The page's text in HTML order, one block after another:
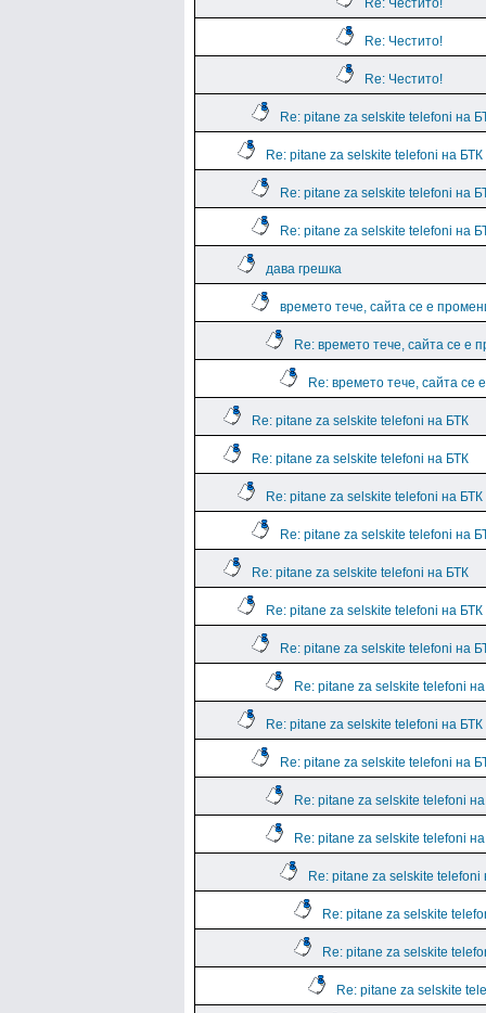
Re: Честито!
Re: Честито!
Re: Честито!
Re: pitane za selskite telefoni на
Re: pitane za selskite telefoni на
Re: pitane za selskite telefoni на
Re: pitane za selskite telefoni на
дава грешка
времето тече, сайта се е
Re: времето тече, сайта се е
Re: времето тече, сайта се
Re: pitane za selskite telefoni на БТК
Re: pitane za selskite telefoni на БТК
Re: pitane za selskite telefoni на БТК
Re: pitane za selskite telefoni на
Re: pitane za selskite telefoni на БТК
Re: pitane za selskite telefoni на БТК
Re: pitane za selskite telefoni на
Re: pitane za selskite telefoni
Re: pitane za selskite telefoni на БТК
Re: pitane za selskite telefoni на
Re: pitane za selskite telefoni
Re: pitane za selskite telefoni
Re: pitane za selskite telefoni
Re: pitane za selskite
Re: pitane za selskite
Re: pitane za selskite